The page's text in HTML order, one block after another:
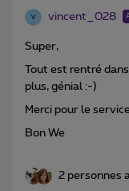
V vincent_028
Super,
Tout est rentré
plus, génial :-)
Merci pour le
Bon We
2 personnes